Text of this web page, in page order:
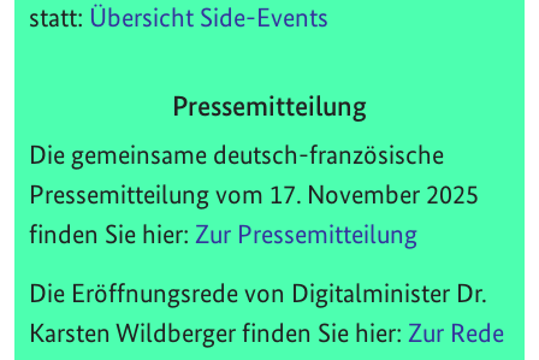
statt: Übersicht Side-Events
Pressemitteilung
Die gemeinsame deutsch-französische
Pressemitteilung vom 17. November 2025
finden Sie hier: Zur Pressemitteilung
Die Eröffnungsrede von Digitalminister Dr.
Karsten Wildberger finden Sie hier: Zur Rede